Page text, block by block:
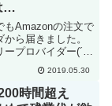
…
もAmazonの注文で
ら届きました。
プロバイダー(´・
トか佐川が届けて
今年から配送業者
は配送業者が変
2019.05.30
時間超え